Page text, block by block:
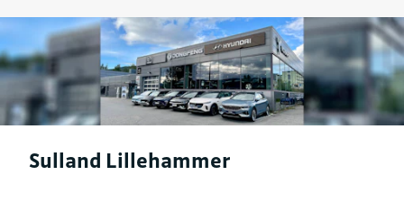
Sulland Lillehammer